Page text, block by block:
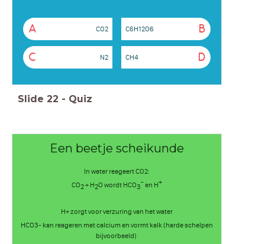
A CO2 B
C6H12O6
C N2 D
CH4
Slide 22 - Quiz
Een beetje scheikunde
In water reageert CO2:
CO2+ H2O wordt HCO3
-en H+
H+ zorgt voor verzuring van het water
HCO3- kan reageren met calcium en vormt kalk (harde schelpen
bijvoorbeeld)